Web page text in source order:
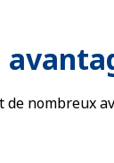
nombreux